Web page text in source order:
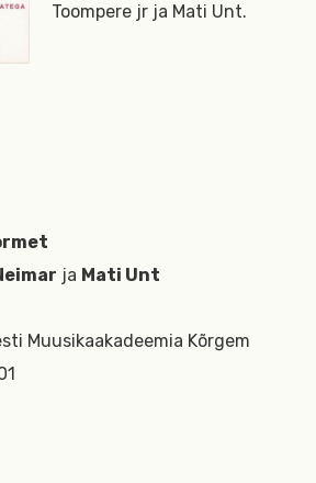
Toompere jr ja Mati Unt.
ja Mati Unt
Muusikaakadeemia Kõrgem